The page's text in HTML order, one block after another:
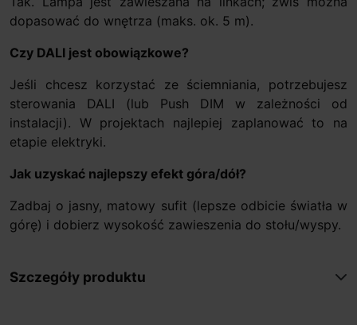
dopasować do wnętrza (maks. ok. 5 m).
Czy DALI jest obowiązkowe?
Jeśli chcesz korzystać ze ściemniania, potrzebujesz
sterowania DALI (lub Push DIM w zależności od
instalacji). W projektach najlepiej zaplanować to na
etapie elektryki.
Jak uzyskać najlepszy efekt góra/dół?
Zadbaj o jasny, matowy sufit (lepsze odbicie światła w
górę) i dobierz wysokość zawieszenia do stołu/wyspy.
Szczegóły produktu